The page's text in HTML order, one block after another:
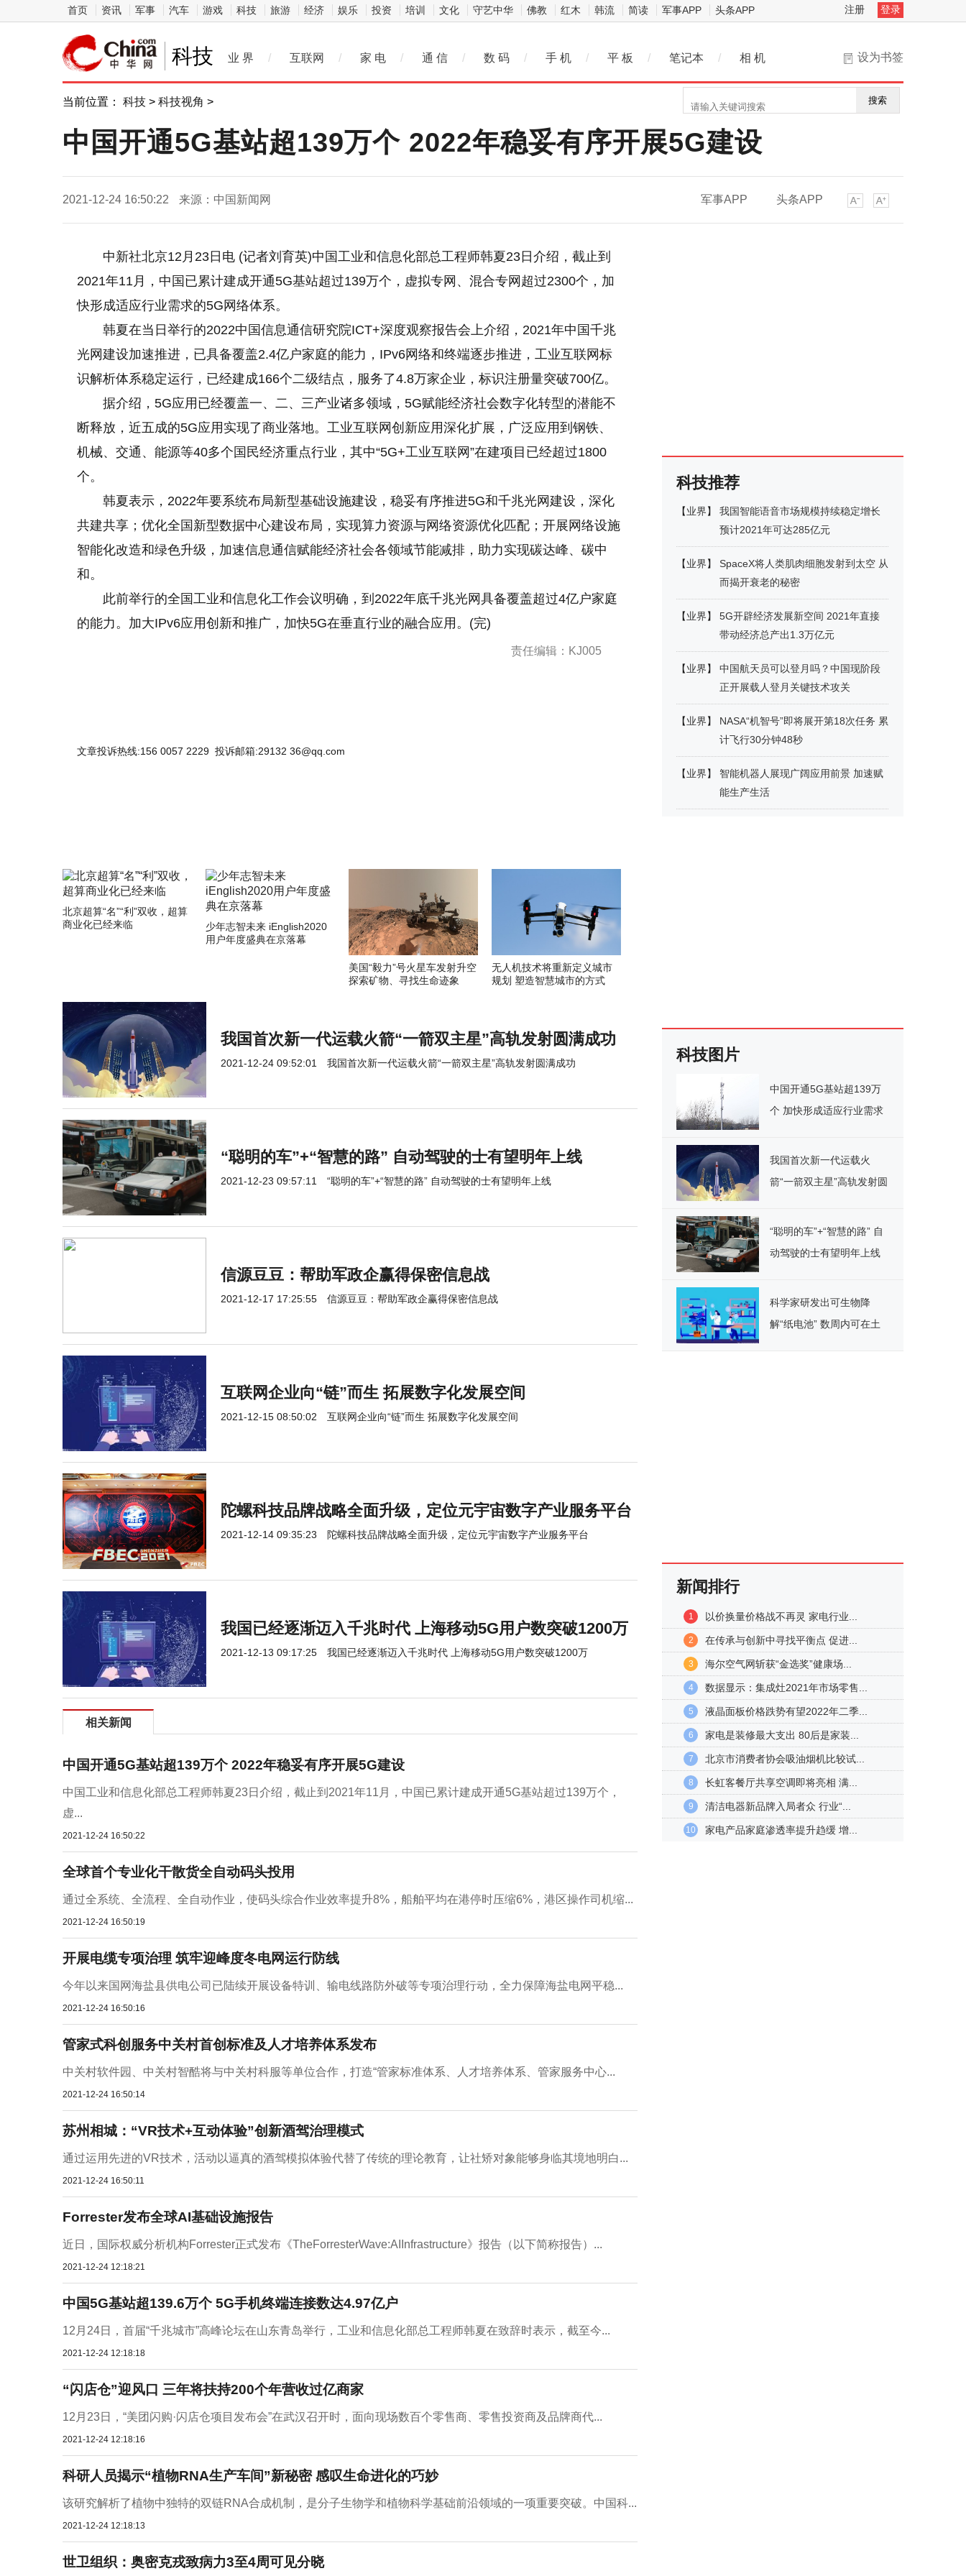
首页 资讯 军事 汽车 游戏 科技 旅游 经济 娱乐 投资 培训 文化 守艺中华 佛教 红木 韩流 简读 军事APP 头条APP 注册 登录
科技 设为书签
业 界 / 互联网 / 家 电 / 通 信 / 数 码 / 手 机 / 平 板 / 笔记本 / 相 机
当前位置： 科技 > 科技视角 > 搜索
中国开通5G基站超139万个 2022年稳妥有序开展5G建设
2021-12-24 16:50:22 来源：中国新闻网 军事APP 头条APP
中新社北京12月23日电 (记者刘育英)中国工业和信息化部总工程师韩夏23日介绍，截止到
2021年11月，中国已累计建成开通5G基站超过139万个，虚拟专网、混合专网超过2300个，加
快形成适应行业需求的5G网络体系。
韩夏在当日举行的2022中国信息通信研究院ICT+深度观察报告会上介绍，2021年中国千兆
光网建设加速推进，已具备覆盖2.4亿户家庭的能力，IPv6网络和终端逐步推进，工业互联网标
识解析体系稳定运行，已经建成166个二级结点，服务了4.8万家企业，标识注册量突破700亿。
据介绍，5G应用已经覆盖一、二、三产业诸多领域，5G赋能经济社会数字化转型的潜能不
断释放，近五成的5G应用实现了商业落地。工业互联网创新应用深化扩展，广泛应用到钢铁、
机械、交通、能源等40多个国民经济重点行业，其中“5G+工业互联网”在建项目已经超过1800
个。
韩夏表示，2022年要系统布局新型基础设施建设，稳妥有序推进5G和千兆光网建设，深化
共建共享；优化全国新型数据中心建设布局，实现算力资源与网络资源优化匹配；开展网络设施
智能化改造和绿色升级，加速信息通信赋能经济社会各领域节能减排，助力实现碳达峰、碳中
和。
此前举行的全国工业和信息化工作会议明确，到2022年底千兆光网具备覆盖超过4亿户家庭
的能力。加大IPv6应用创新和推广，加快5G在垂直行业的融合应用。(完)
责任编辑：KJ005
文章投诉热线:156 0057 2229 投诉邮箱:29132 36@qq.com
北京超算“名”“利”双收，超算
商业化已经来临
少年志智未来 iEnglish2020
用户年度盛典在京落幕
美国“毅力”号火星车发射升空
探索矿物、寻找生命迹象
无人机技术将重新定义城市
规划 塑造智慧城市的方式
我国首次新一代运载火箭“一箭双主星”高轨发射圆满成功
2021-12-24 09:52:01 我国首次新一代运载火箭“一箭双主星”高轨发射圆满成功
“聪明的车”+“智慧的路” 自动驾驶的士有望明年上线
2021-12-23 09:57:11 “聪明的车”+“智慧的路” 自动驾驶的士有望明年上线
信源豆豆：帮助军政企赢得保密信息战
2021-12-17 17:25:55 信源豆豆：帮助军政企赢得保密信息战
互联网企业向“链”而生 拓展数字化发展空间
2021-12-15 08:50:02 互联网企业向“链”而生 拓展数字化发展空间
陀螺科技品牌战略全面升级，定位元宇宙数字产业服务平台
2021-12-14 09:35:23 陀螺科技品牌战略全面升级，定位元宇宙数字产业服务平台
我国已经逐渐迈入千兆时代 上海移动5G用户数突破1200万
2021-12-13 09:17:25 我国已经逐渐迈入千兆时代 上海移动5G用户数突破1200万
相关新闻
中国开通5G基站超139万个 2022年稳妥有序开展5G建设
中国工业和信息化部总工程师韩夏23日介绍，截止到2021年11月，中国已累计建成开通5G基站超过139万个，
虚...
2021-12-24 16:50:22
全球首个专业化干散货全自动码头投用
通过全系统、全流程、全自动作业，使码头综合作业效率提升8%，船舶平均在港停时压缩6%，港区操作司机缩...
2021-12-24 16:50:19
开展电缆专项治理 筑牢迎峰度冬电网运行防线
今年以来国网海盐县供电公司已陆续开展设备特训、输电线路防外破等专项治理行动，全力保障海盐电网平稳...
2021-12-24 16:50:16
管家式科创服务中关村首创标准及人才培养体系发布
中关村软件园、中关村智酷将与中关村科服等单位合作，打造“管家标准体系、人才培养体系、管家服务中心...
2021-12-24 16:50:14
苏州相城：“VR技术+互动体验”创新酒驾治理模式
通过运用先进的VR技术，活动以逼真的酒驾模拟体验代替了传统的理论教育，让社矫对象能够身临其境地明白...
2021-12-24 16:50:11
Forrester发布全球AI基础设施报告
近日，国际权威分析机构Forrester正式发布《TheForresterWave:AIInfrastructure》报告（以下简称报告）...
2021-12-24 12:18:21
中国5G基站超139.6万个 5G手机终端连接数达4.97亿户
12月24日，首届“千兆城市”高峰论坛在山东青岛举行，工业和信息化部总工程师韩夏在致辞时表示，截至今...
2021-12-24 12:18:18
“闪店仓”迎风口 三年将扶持200个年营收过亿商家
12月23日，“美团闪购·闪店仓项目发布会”在武汉召开时，面向现场数百个零售商、零售投资商及品牌商代...
2021-12-24 12:18:16
科研人员揭示“植物RNA生产车间”新秘密 感叹生命进化的巧妙
该研究解析了植物中独特的双链RNA合成机制，是分子生物学和植物科学基础前沿领域的一项重要突破。中国科...
2021-12-24 12:18:13
世卫组织：奥密克戎致病力3至4周可见分晓
科技推荐
【业界】
我国智能语音市场规模持续稳定增长
预计2021年可达285亿元
【业界】
SpaceX将人类肌肉细胞发射到太空 从
而揭开衰老的秘密
【业界】
5G开辟经济发展新空间 2021年直接
带动经济总产出1.3万亿元
【业界】
中国航天员可以登月吗？中国现阶段
正开展载人登月关键技术攻关
【业界】
NASA“机智号”即将展开第18次任务 累
计飞行30分钟48秒
【业界】
智能机器人展现广阔应用前景 加速赋
能生产生活
科技图片
中国开通5G基站超139万
个 加快形成适应行业需求
我国首次新一代运载火
箭“一箭双主星”高轨发射圆
“聪明的车”+“智慧的路” 自
动驾驶的士有望明年上线
科学家研发出可生物降
解“纸电池” 数周内可在土
新闻排行
1 以价换量价格战不再灵 家电行业...
2 在传承与创新中寻找平衡点 促进...
3 海尔空气网斩获“金选奖”健康场...
4 数据显示：集成灶2021年市场零售...
5 液晶面板价格跌势有望2022年二季...
6 家电是装修最大支出 80后是家装...
7 北京市消费者协会吸油烟机比较试...
8 长虹客餐厅共享空调即将亮相 满...
9 清洁电器新品牌入局者众 行业“...
10 家电产品家庭渗透率提升趋缓 增...